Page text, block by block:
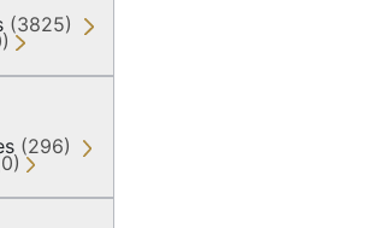
(3825)
(296)